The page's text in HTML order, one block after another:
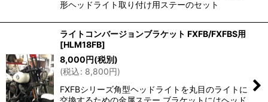
形ヘッドライト取り付け用ステーのセット
ライトコンバージョンブラケット FXFB/FXFBS用
[HLM18FB]
8,000円(税別)
(税込: 8,800円)
FXFBシリーズ角型ヘッドライトを丸目のライトに
交換するための金属ステー ブラケットにはヘッド